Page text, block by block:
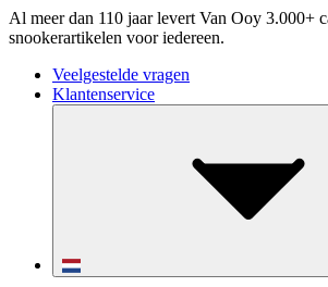
Al meer dan 110 jaar levert Van Ooy 3.000+
snookerartikelen voor iedereen.
Veelgestelde vragen
Klantenservice